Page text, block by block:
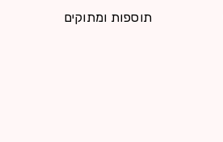
תוספות ומתוקים